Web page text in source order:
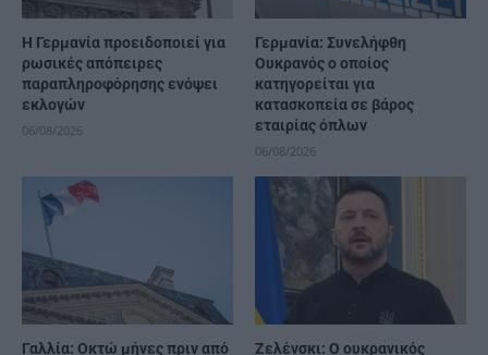
Η Γερμανία προειδοποιεί για
ρωσικές απόπειρες
παραπληροφόρησης ενόψει
εκλογών
06/08/2026
Γερμανία: Συνελήφθη
Ουκρανός ο οποίος
κατηγορείται για
κατασκοπεία σε βάρος
εταιρίας όπλων
06/08/2026
Γαλλία: Οκτώ μήνες πριν από Ζελένσκι: Ο ουκρανικός